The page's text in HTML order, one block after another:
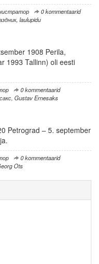
0 kommentaarid
, laulupidu
1908 Perila,
1993 Tallinn) oli eesti
0 kommentaarid
, Gustav Ernesaks
Petrograd – 5. september
0 kommentaarid
Ots